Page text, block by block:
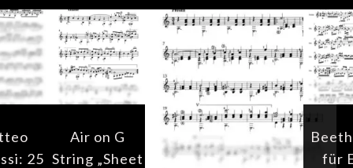
25
Air on G
String „Sheet
für